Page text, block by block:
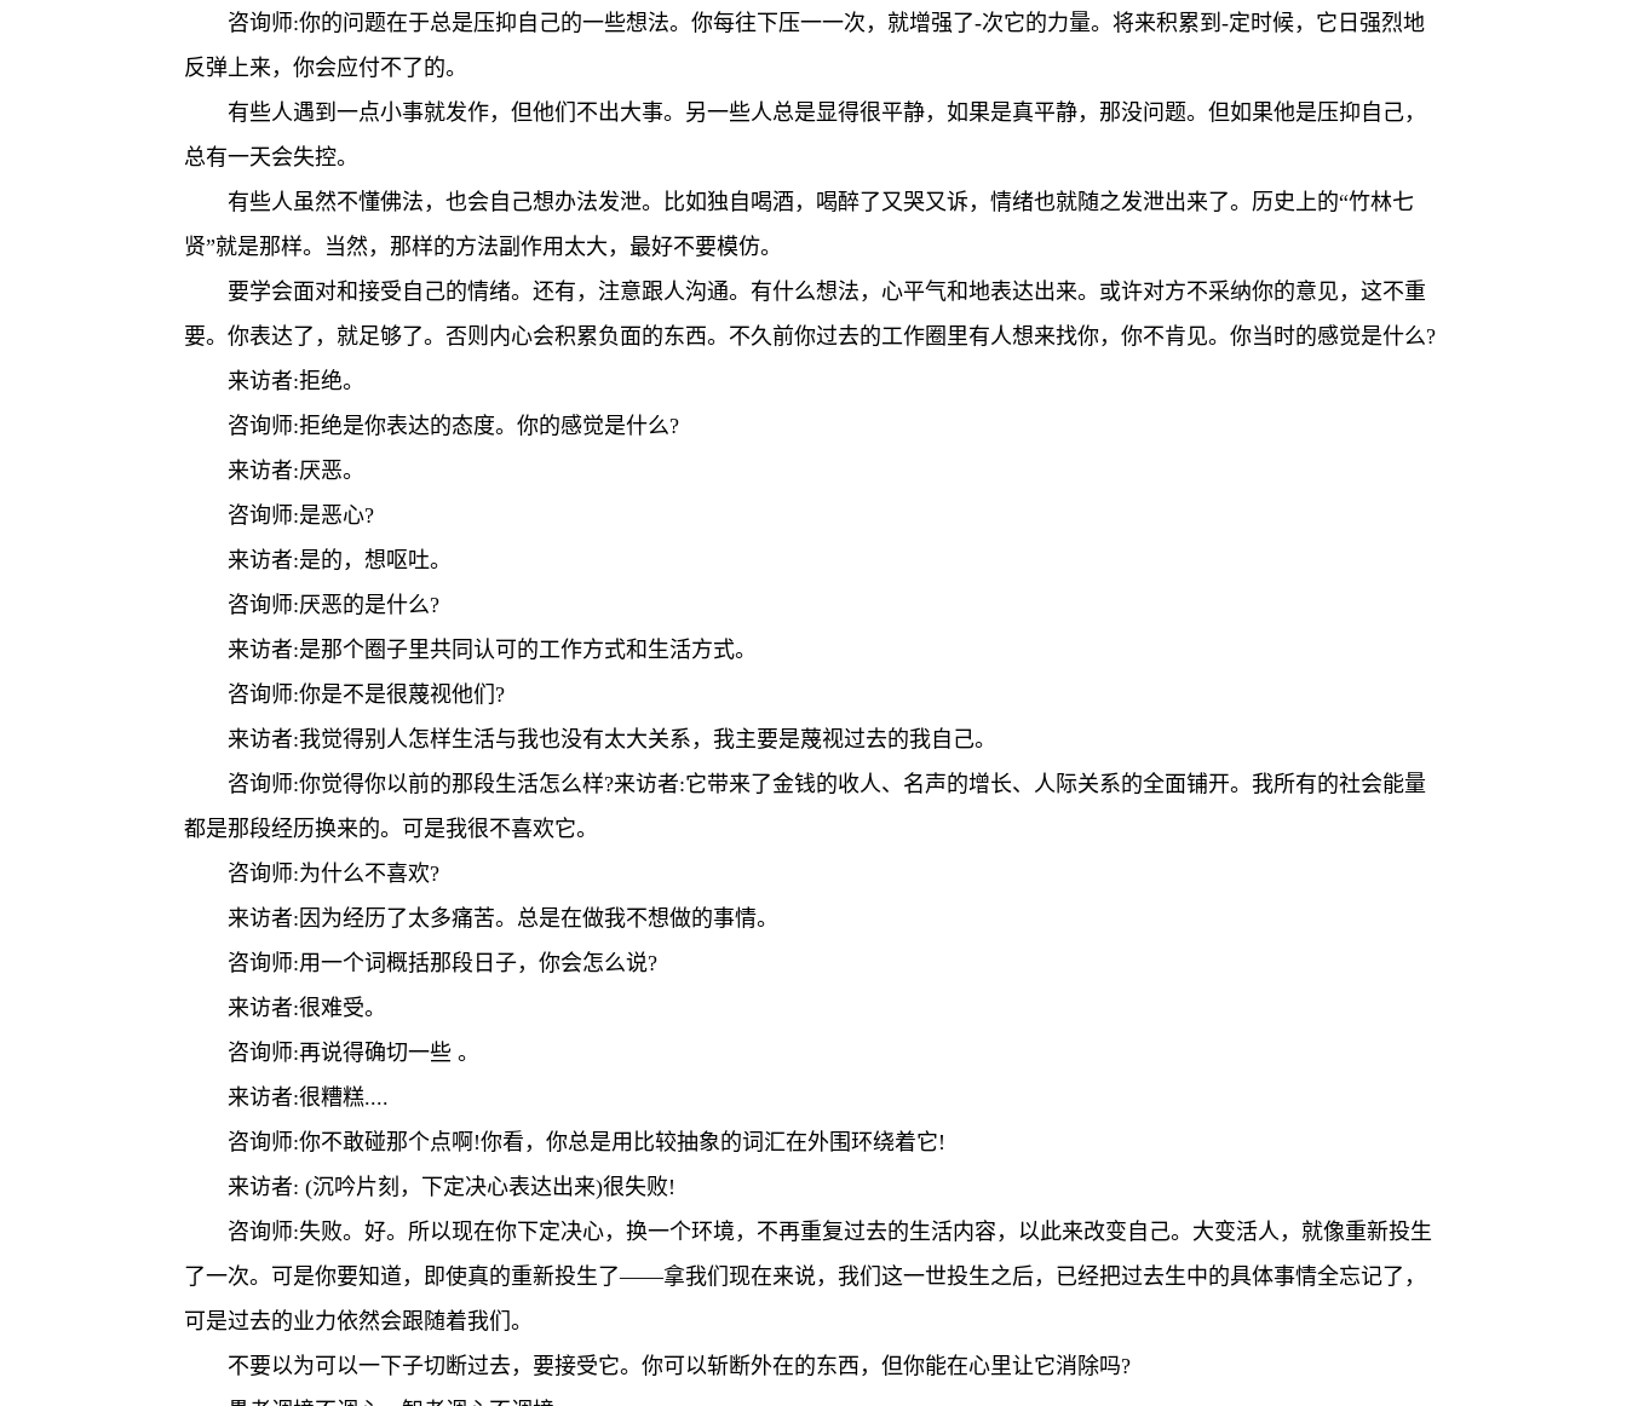
咨询师:你的问题在于总是压抑自己的一些想法。你每往下压一一次，就增强了-次它的力量。将来积累到-定时候，它日强烈地
反弹上来，你会应付不了的。
有些人遇到一点小事就发作，但他们不出大事。另一些人总是显得很平静，如果是真平静，那没问题。但如果他是压抑自己，
总有一天会失控。
有些人虽然不懂佛法，也会自己想办法发泄。比如独自喝酒，喝醉了又哭又诉，情绪也就随之发泄出来了。历史上的“竹林七
贤”就是那样。当然，那样的方法副作用太大，最好不要模仿。
要学会面对和接受自己的情绪。还有，注意跟人沟通。有什么想法，心平气和地表达出来。或许对方不采纳你的意见，这不重
要。你表达了，就足够了。否则内心会积累负面的东西。不久前你过去的工作圈里有人想来找你，你不肯见。你当时的感觉是什么?
来访者:拒绝。
咨询师:拒绝是你表达的态度。你的感觉是什么?
来访者:厌恶。
咨询师:是恶心?
来访者:是的，想呕吐。
咨询师:厌恶的是什么?
来访者:是那个圈子里共同认可的工作方式和生活方式。
咨询师:你是不是很蔑视他们?
来访者:我觉得别人怎样生活与我也没有太大关系，我主要是蔑视过去的我自己。
咨询师:你觉得你以前的那段生活怎么样?来访者:它带来了金钱的收人、名声的增长、人际关系的全面铺开。我所有的社会能量
都是那段经历换来的。可是我很不喜欢它。
咨询师:为什么不喜欢?
来访者:因为经历了太多痛苦。总是在做我不想做的事情。
咨询师:用一个词概括那段日子，你会怎么说?
来访者:很难受。
咨询师:再说得确切一些 。
来访者:很糟糕....
咨询师:你不敢碰那个点啊!你看，你总是用比较抽象的词汇在外围环绕着它!
来访者: (沉吟片刻，下定决心表达出来)很失败!
咨询师:失败。好。所以现在你下定决心，换一个环境，不再重复过去的生活内容，以此来改变自己。大变活人，就像重新投生
了一次。可是你要知道，即使真的重新投生了——拿我们现在来说，我们这一世投生之后，已经把过去生中的具体事情全忘记了，
可是过去的业力依然会跟随着我们。
不要以为可以一下子切断过去，要接受它。你可以斩断外在的东西，但你能在心里让它消除吗?